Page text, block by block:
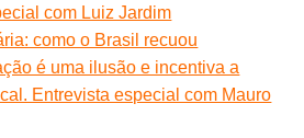
com Luiz Jardim
como o Brasil recuou
é uma ilusão e incentiva a
Entrevista especial com Mauro